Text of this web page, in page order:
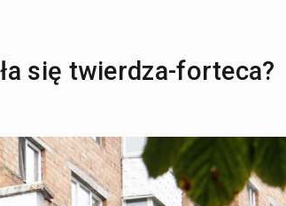
się twierdza-forteca?